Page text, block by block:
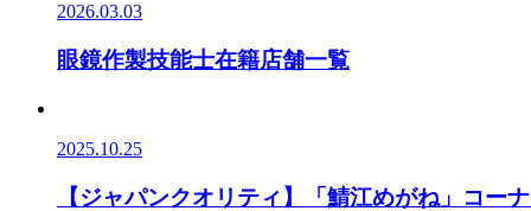
2026.03.03
眼鏡作製技能士在籍店舗一覧
2025.10.25
【ジャパンクオリティ】「鯖江めがね」コー